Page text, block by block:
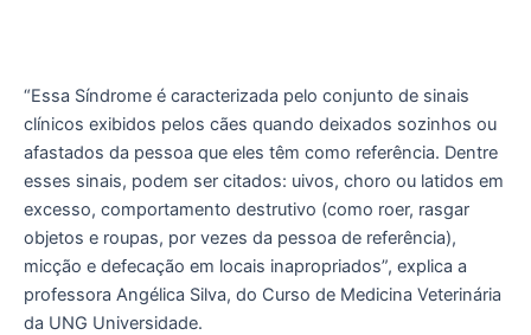
“Essa Síndrome é caracterizada pelo conjunto de sinais
clínicos exibidos pelos cães quando deixados sozinhos ou
afastados da pessoa que eles têm como referência. Dentre
esses sinais, podem ser citados: uivos, choro ou latidos em
excesso, comportamento destrutivo (como roer, rasgar
objetos e roupas, por vezes da pessoa de referência),
micção e defecação em locais inapropriados”, explica a
professora Angélica Silva, do Curso de Medicina Veterinária
da UNG Universidade.